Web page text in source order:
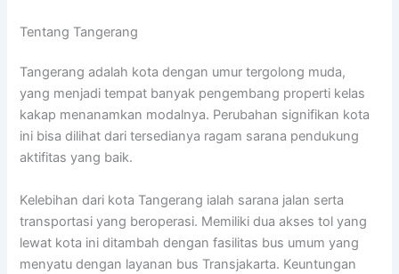
Tentang Tangerang
Tangerang adalah kota dengan umur tergolong muda,
yang menjadi tempat banyak pengembang properti kelas
kakap menanamkan modalnya. Perubahan signifikan kota
ini bisa dilihat dari tersedianya ragam sarana pendukung
aktifitas yang baik.
Kelebihan dari kota Tangerang ialah sarana jalan serta
transportasi yang beroperasi. Memiliki dua akses tol yang
lewat kota ini ditambah dengan fasilitas bus umum yang
menyatu dengan layanan bus Transjakarta. Keuntungan